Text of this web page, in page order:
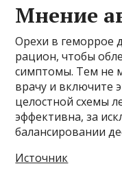
Мнение
Орехи в геморрое
рацион, чтобы
симптомы. Тем не
врачу и включите
целостной схемы
эффективна, за
балансировании
Источник